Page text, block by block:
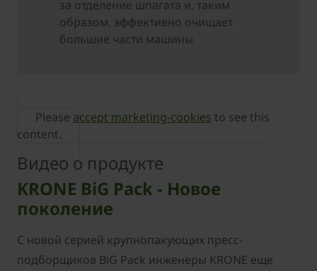
за отделение шпагата и, таким
образом, эффективно очищает
большие части мaшины
Please accept marketing-cookies to see this
content.
Видео о продукте
KRONE BiG Pack - Новое
поколение
С новой серией крупнопакующих пресс-
подборщиков BiG Pack инженеры KRONE еще